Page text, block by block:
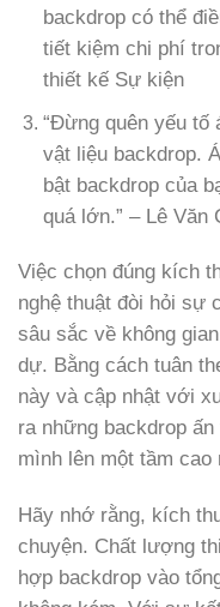
backdrop có thể
tiết kiệm chi phí
thiết kế Sự kiện
“Đừng quên yếu
vật liệu backdrop.
bật backdrop của
quá lớn.” – Lê Văn
Việc chọn đúng kích
nghệ thuật đòi hỏi sự
sâu sắc về không
dự. Bằng cách tuân
này và cập nhật với
ra những backdrop
mình lên một tầm cao
Hãy nhớ rằng, kích
chuyện. Chất lượng
hợp backdrop vào